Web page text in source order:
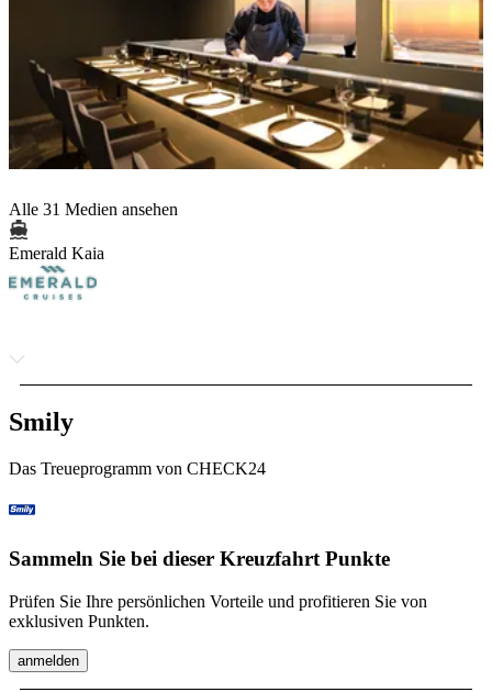
Alle 31 Medien ansehen
Emerald Kaia
Smily
Das Treueprogramm von CHECK24
Sammeln Sie bei dieser Kreuzfahrt Punkte
Prüfen Sie Ihre persönlichen Vorteile und profitieren Sie von
exklusiven Punkten.
anmelden